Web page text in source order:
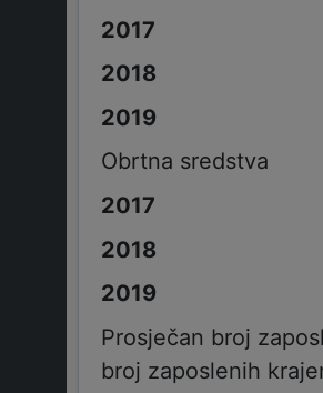
Obrtna sredstva
Prosječan broj
broj zaposlenih